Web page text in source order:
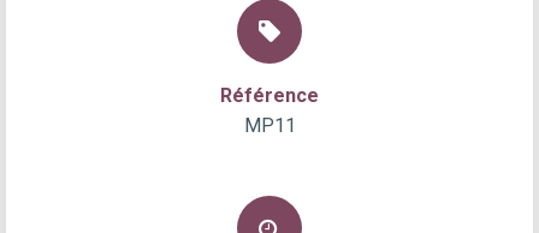
Référence
MP11